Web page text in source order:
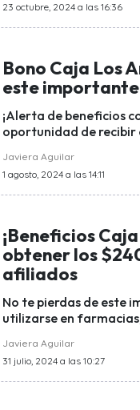
23 octubre, 2024 a las 16:36
Bono Caja Los
este
¡Alerta de beneficios
oportunidad de recibir
Javiera Aguilar
1 agosto, 2024 a las 14:11
¡Beneficios
obtener los
afiliados
No te pierdas de este
utilizarse en
Javiera Aguilar
31 julio, 2024 a las 10:27